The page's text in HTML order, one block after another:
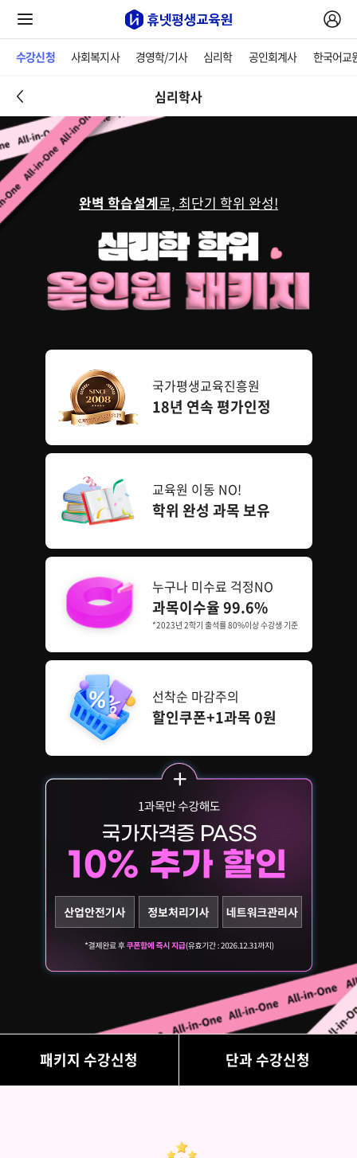
수강신청 사회복지사 경영학/기사 심리학 공인회계사 한국어교
심리학사
완벽 학습설계로, 최단기 학위 완성!
국가평생교육진흥원
18년 연속 평가인정
교육원 이동 NO!
학위 완성 과목 보유
누구나 미수료 걱정NO
과목이수율 99.6%
*2023년 2학기 출석률 80%이상 수강생 기준
선착순 마감주의
할인쿠폰+1과목 0원
패키지 수강신청 단과 수강신청